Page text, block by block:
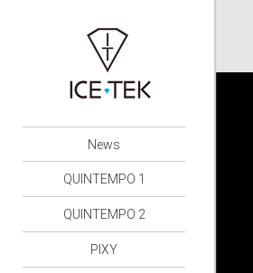
News
QUINTEMPO 1
QUINTEMPO 2
PIXY